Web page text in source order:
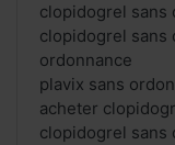
clopidogrel sans
clopidogrel sans
ordonnance
plavix sans
acheter
clopidogrel sans